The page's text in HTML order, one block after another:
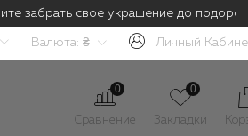
забрать свое украшение до
Валюта: ₴ Личный
0
Сравнение
0
Закладки